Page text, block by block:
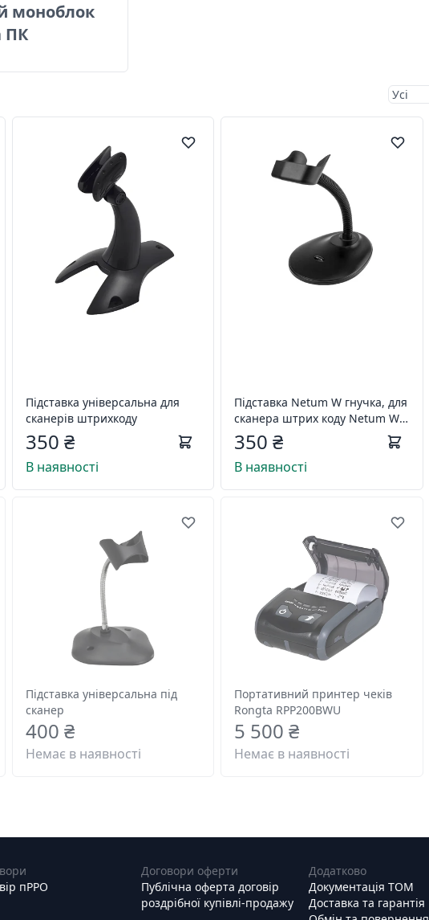
моноблок
ПК
Підставка універсальна для
сканерів штрихкоду
350 ₴
В наявності
Підставка Netum W гнучка, для
сканера штрих коду Netum W-
серії (W3, W6, W8, W9)
350 ₴
В наявності
Підставка універсальна під
сканер
400 ₴
Немає в наявності
Портативний принтер чеків
Rongta RPP200BWU
5 500 ₴
Немає в наявності
пРРО
Договори оферти
Публічна оферта договір
роздрібної купівлі-продажу
Додатково
Документація ТОМ
Доставка та гарантія